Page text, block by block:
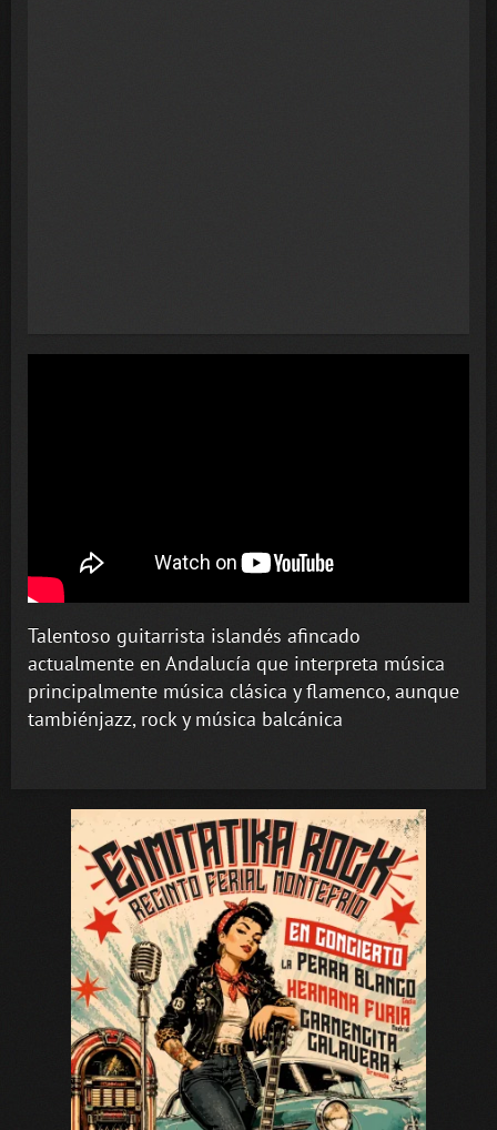
Talentoso guitarrista islandés afincado
actualmente en Andalucía que interpreta música
principalmente música clásica y flamenco, aunque
tambiénjazz, rock y música balcánica